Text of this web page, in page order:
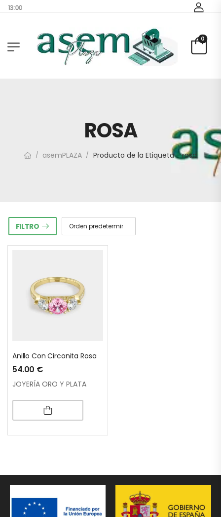
13:00
0
ROSA
/ asemPLAZA / Producto de la Etiqueta - rosa
FILTRO
Anillo Con Circonita Rosa
54.00 €
JOYERÍA ORO Y PLATA